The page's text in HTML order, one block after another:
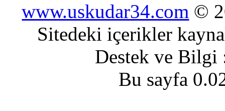
www.uskudar34.com ©
Sitedeki içerikler
Destek ve
Bu sayfa